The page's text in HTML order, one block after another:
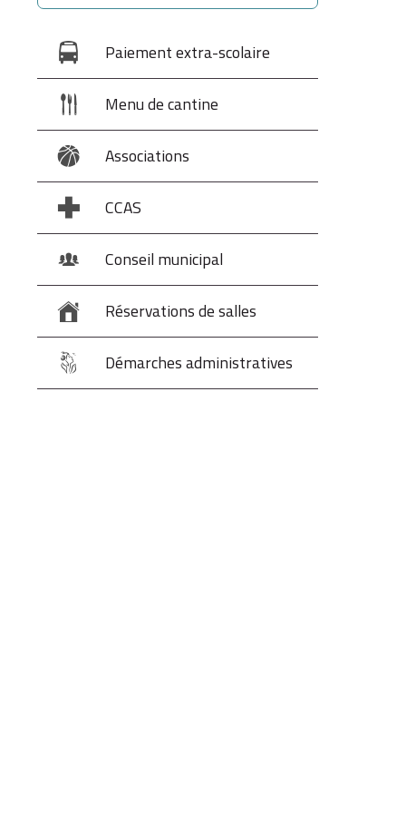
Paiement extra-scolaire
Menu de cantine
Associations
CCAS
Conseil municipal
Réservations de salles
Démarches administratives